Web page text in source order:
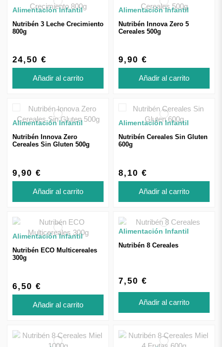
Alimentación Infantil
Nutribén 3 Leche Crecimiento
800g
24,50 €
Añadir al carrito
Alimentación Infantil
Nutribén Innova Zero 5
Cereales 500g
9,90 €
Añadir al carrito
Alimentación Infantil
Nutribén Innova Zero
Cereales Sin Gluten 500g
9,90 €
Añadir al carrito
Alimentación Infantil
Nutribén Cereales Sin Gluten
600g
8,10 €
Añadir al carrito
Alimentación Infantil
Nutribén ECO Multicereales
300g
6,50 €
Añadir al carrito
Alimentación Infantil
Nutribén 8 Cereales
7,50 €
Añadir al carrito